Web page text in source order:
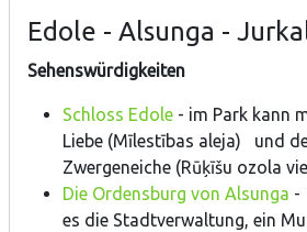
Edole - Alsunga -
Sehenswürdigkeiten
Schloss Edole - im Park kann
Liebe (Mīlestības aleja) und
Zwergeneiche (Rūķīšu ozola
Die Ordensburg von Alsunga -
es die Stadtverwaltung, ein